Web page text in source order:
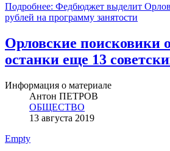
Подробнее: Федбюджет выделит
рублей на программу занятости
Орловские поисковики
останки еще 13
Информация о материале
Антон ПЕТРОВ
ОБЩЕСТВО
13 августа 2019
Empty